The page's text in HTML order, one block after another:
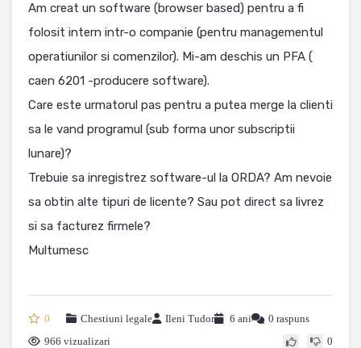
Am creat un software (browser based) pentru a fi
folosit intern intr-o companie (pentru managementul
operatiunilor si comenzilor). Mi-am deschis un PFA (
caen 6201 -producere software).
Care este urmatorul pas pentru a putea merge la clienti
sa le vand programul (sub forma unor subscriptii
lunare)?
Trebuie sa inregistrez software-ul la ORDA? Am nevoie
sa obtin alte tipuri de licente? Sau pot direct sa livrez
si sa facturez firmele?
Multumesc
0 Chestiuni legale Ileni Tudor 6 ani
0 raspuns
966 vizualizari
0